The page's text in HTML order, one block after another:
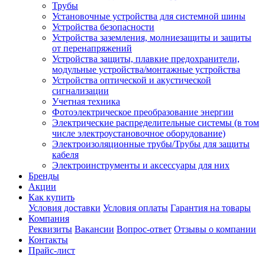
Трубы
Установочные устройства для системной шины
Устройства безопасности
Устройства заземления, молниезащиты и защиты
от перенапряжений
Устройства защиты, плавкие предохранители,
модульные устройства/монтажные устройства
Устройства оптической и акустической
сигнализации
Учетная техника
Фотоэлектрическое преобразование энергии
Электрические распределительные системы (в том
числе электроустановочное оборудование)
Электроизоляционные трубы/Трубы для защиты
кабеля
Электроинструменты и аксессуары для них
Бренды
Акции
Как купить
Условия доставки Условия оплаты Гарантия на товары
Компания
Реквизиты Вакансии Вопрос-ответ Отзывы о компании
Контакты
Прайс-лист